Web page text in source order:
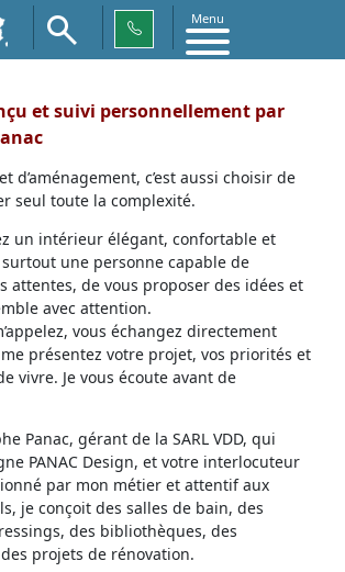
Menu
et suivi personnellement par
d’aménagement, c’est aussi choisir de
seul toute la complexité.
un intérieur élégant, confortable et
une personne capable de
attentes, de vous proposer des idées et
avec attention.
vous échangez directement
présentez votre projet, vos priorités et
vivre. Je vous écoute avant de
Panac, gérant de la SARL VDD, qui
PANAC Design, et votre interlocuteur
par mon métier et attentif aux
je conçoit des salles de bain, des
des bibliothèques, des
projets de rénovation.